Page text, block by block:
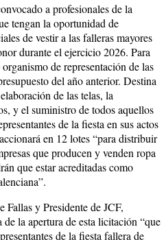
a profesionales de la
tengan la oportunidad de
de vestir a las falleras mayores
durante el ejercicio 2026. Para
de representación de las
del año anterior. Destina
de las telas, la
y el suministro de todos aquellos
de la fiesta en sus actos
en 12 lotes “para distribuir
que producen y venden ropa
que estar acreditadas como
y Presidente de JCF,
la apertura de esta licitación “que
de la fiesta fallera de